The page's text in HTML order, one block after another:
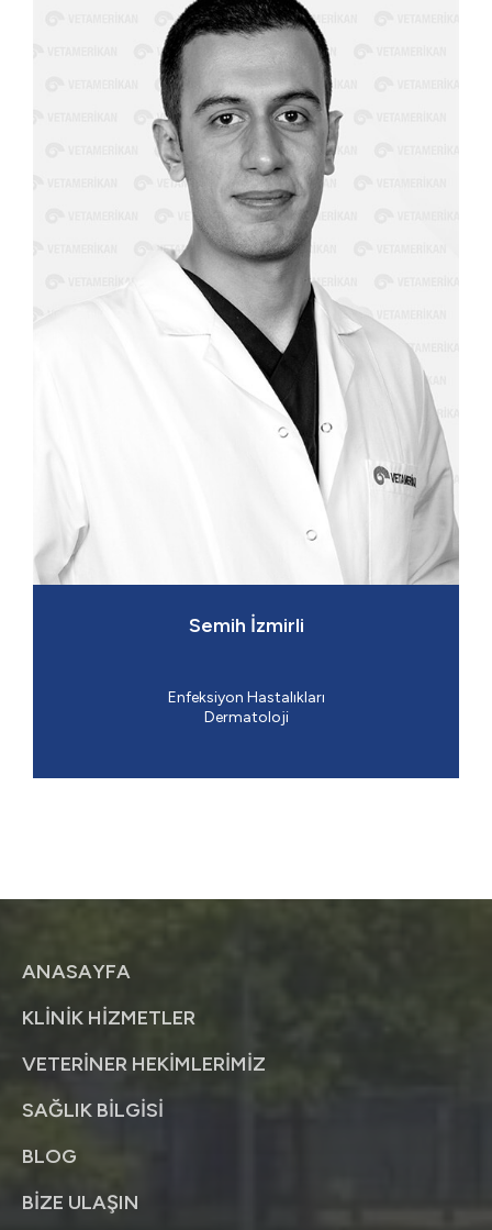
Semih İzmirli
Enfeksiyon Hastalıkları
Dermatoloji
ANASAYFA
KLİNİK HİZMETLER
VETERİNER HEKİMLERİMİZ
SAĞLIK BİLGİSİ
BLOG
BİZE ULAŞIN